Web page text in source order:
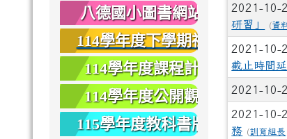
2021-10-
研習」
(資
2021-10-
截止時間
2021-10-
2021-10-
務 (訓育組長
八德國小圖書網站
114學年度下學期社
團報名
114學年度課程計
畫
114學年度公開觀
課
115學年度教科書版